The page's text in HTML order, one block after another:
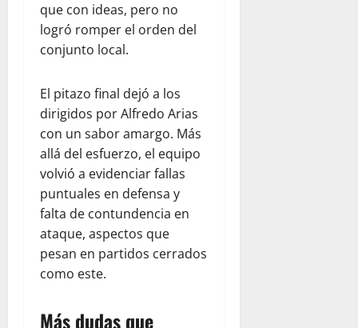
que con ideas, pero no
logró romper el orden del
conjunto local.
El pitazo final dejó a los
dirigidos por Alfredo Arias
con un sabor amargo. Más
allá del esfuerzo, el equipo
volvió a evidenciar fallas
puntuales en defensa y
falta de contundencia en
ataque, aspectos que
pesan en partidos cerrados
como este.
Más dudas que